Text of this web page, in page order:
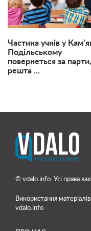
Частина учнів у
Подільському
повернеться за парти,
решта ...
© vdalo.info. Усі права
Використання
vdalo.info